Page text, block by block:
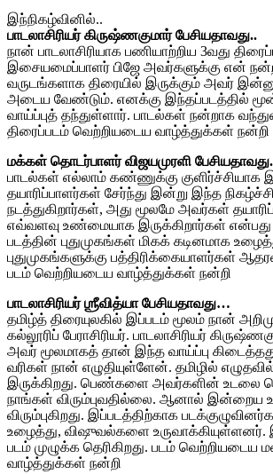
இந்நிகழ்வினில்..
பாடலாசிரியர் கிருஷ்ணகுமார் பேசியதாவது..
நான் பாடலாசிரியாக பணியாற்றிய 3வது
இசையமைப்பாளர் பிஜே அவர்களுக்கு என்
வருடங்களாக திரையில் இருக்கும் அவர்
அடைய வேண்டும். எனக்கு இந்தப்படத்தில்
வாய்ப்புத் தந்துள்ளார். பாடல்கள் நன்றாக
திரைப்படம் வெற்றியடைய வாழ்த்துக்கள் நன்றி
மக்கள் தொடர்பாளர் விஜயமுரளி
பாடல்கள் எல்லாம் கண்ணுக்கு குளிர்ச்சியாக
தயாரிப்பாளர்கள் சேர்ந்து இன்று இந்த
நடத்துகிறார்கள், அது மூலமே அவர்கள்
எவ்வளவு உண்மையாக இருக்கிறார்கள் என்பது
படத்தின் புதுமுகங்கள் மிகக் கடினமாக
புதுமுகங்களுக்கு பத்திரிக்கையாளர்கள்
படம் வெற்றியடைய வாழ்த்துக்கள் நன்றி
பாடலாசிரியர் ஶ்ரீவித்யா பேசியதாவது…
தமிழ்த் திரையுலகில் இப்படம் மூலம் நான்
கல்லூரிப் பேராசிரியர். பாடலாசிரியர்
அவர் மூலமாகத் தான் இந்த வாய்ப்பு
வரிகள் நான் எழுதியுள்ளேன். தமிழில்
இருக்கிறது. பெண்களை அவர்களின் உடலை
நாங்கள் விரும்புவதில்லை. ஆனால் இன்றைய
விரும்புகிறது. இப்படத்திற்காக
உழைத்து, விஷுவல்களை
படம் முழுக்க தெரிகிறது. படம் வெற்றியடைய
வாழ்த்துக்கள் நன்றி